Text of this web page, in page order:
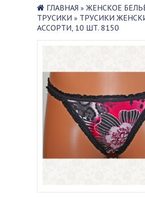
ГЛАВНАЯ » ЖЕНСКОЕ
ТРУСИКИ » ТРУСИКИ
АССОРТИ, 10 ШТ. 8150